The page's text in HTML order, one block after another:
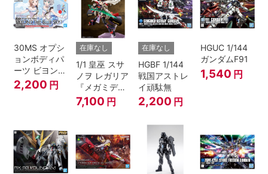
30MS オプシ
ョンボディパ
ーツ ビヨンド
ザブルースカ
イ1[カラーA]
2,200 円
在庫なし
1/1 皇巫 スサ
ノヲ レガリア
『メガミデバ
イス』
7,100 円
在庫なし
HGBF 1/144
戦国アストレ
イ頑駄無
2,200 円
HGUC 1/144
ガンダムF91
1,540 円